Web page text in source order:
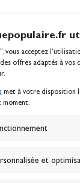
vous acceptez
offres adaptés à vos
met à votre disposition
moment.
et